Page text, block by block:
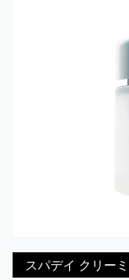
スパデイ クリー